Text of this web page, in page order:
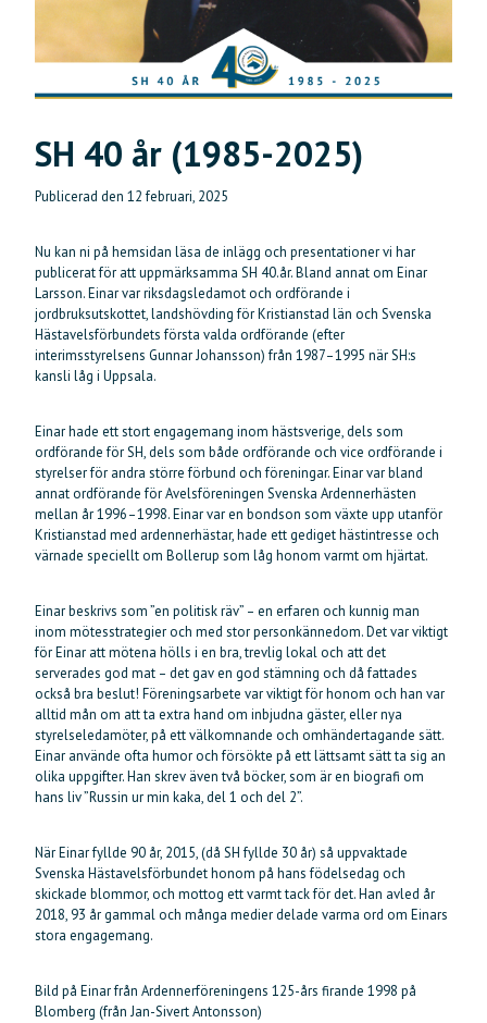
SH 40 år (1985-2025)
Publicerad den 12 februari, 2025
Nu kan ni på hemsidan läsa de inlägg och presentationer vi har
publicerat för att uppmärksamma SH 40.år. Bland annat om Einar
Larsson. Einar var riksdagsledamot och ordförande i
jordbruksutskottet, landshövding för Kristianstad län och Svenska
Hästavelsförbundets första valda ordförande (efter
interimsstyrelsens Gunnar Johansson) från 1987–1995 när SH:s
kansli låg i Uppsala.
Einar hade ett stort engagemang inom hästsverige, dels som
ordförande för SH, dels som både ordförande och vice ordförande i
styrelser för andra större förbund och föreningar. Einar var bland
annat ordförande för Avelsföreningen Svenska Ardennerhästen
mellan år 1996–1998. Einar var en bondson som växte upp utanför
Kristianstad med ardennerhästar, hade ett gediget hästintresse och
värnade speciellt om Bollerup som låg honom varmt om hjärtat.
Einar beskrivs som ”en politisk räv” – en erfaren och kunnig man
inom mötesstrategier och med stor personkännedom. Det var viktigt
för Einar att mötena hölls i en bra, trevlig lokal och att det
serverades god mat – det gav en god stämning och då fattades
också bra beslut! Föreningsarbete var viktigt för honom och han var
alltid mån om att ta extra hand om inbjudna gäster, eller nya
styrelseledamöter, på ett välkomnande och omhändertagande sätt.
Einar använde ofta humor och försökte på ett lättsamt sätt ta sig an
olika uppgifter. Han skrev även två böcker, som är en biografi om
hans liv ”Russin ur min kaka, del 1 och del 2”.
När Einar fyllde 90 år, 2015, (då SH fyllde 30 år) så uppvaktade
Svenska Hästavelsförbundet honom på hans födelsedag och
skickade blommor, och mottog ett varmt tack för det. Han avled år
2018, 93 år gammal och många medier delade varma ord om Einars
stora engagemang.
Bild på Einar från Ardennerföreningens 125-års firande 1998 på
Blomberg (från Jan-Sivert Antonsson)